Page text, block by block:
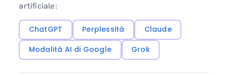
artificiale:
ChatGPT Perplessità
Claude
Modalità AI di Google
Grok